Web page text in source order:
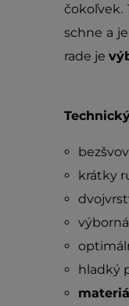
čokoľvek.
schne a
rade je
krátky
hladký